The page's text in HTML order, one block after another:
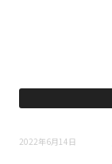
2022年6月14日